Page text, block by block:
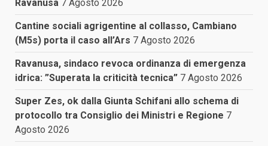
Ravanusa 7 Agosto 2026
Cantine sociali agrigentine al collasso, Cambiano
(M5s) porta il caso all’Ars 7 Agosto 2026
Ravanusa, sindaco revoca ordinanza di emergenza
idrica: ”Superata la criticità tecnica” 7 Agosto 2026
Super Zes, ok dalla Giunta Schifani allo schema di
protocollo tra Consiglio dei Ministri e Regione 7
Agosto 2026